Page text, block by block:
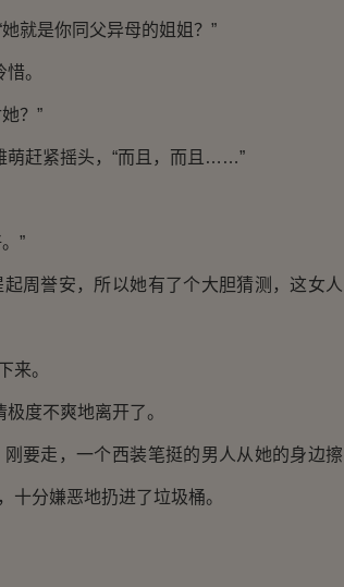
就是你同父异母的姐姐？”
。
？”
赶紧摇头，“而且，而且……”
”
誉安，所以她有了个大胆猜测，这女人
。
度不爽地离开了。
走，一个西装笔挺的男人从她的身边擦
十分嫌恶地扔进了垃圾桶。